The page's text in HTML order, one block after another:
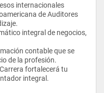
internacionales
de Auditores
integral de negocios,
contable que se
de la profesión.
fortalecerá tu
integral.